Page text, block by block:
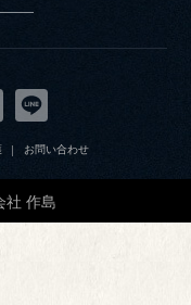
お問い合わせ
社 作島